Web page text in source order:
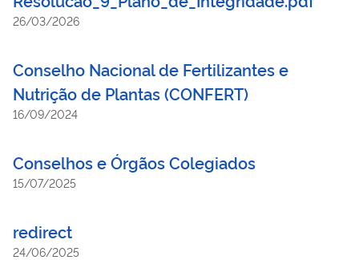
26/03/2026
Conselho Nacional de Fertilizantes e
Nutrição de Plantas (CONFERT)
16/09/2024
Conselhos e Órgãos Colegiados
15/07/2025
redirect
24/06/2025